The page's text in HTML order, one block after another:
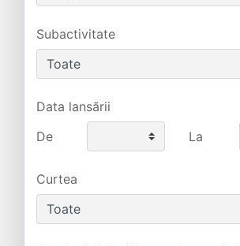
Subactivitate
Data lansării
De
La
Curtea